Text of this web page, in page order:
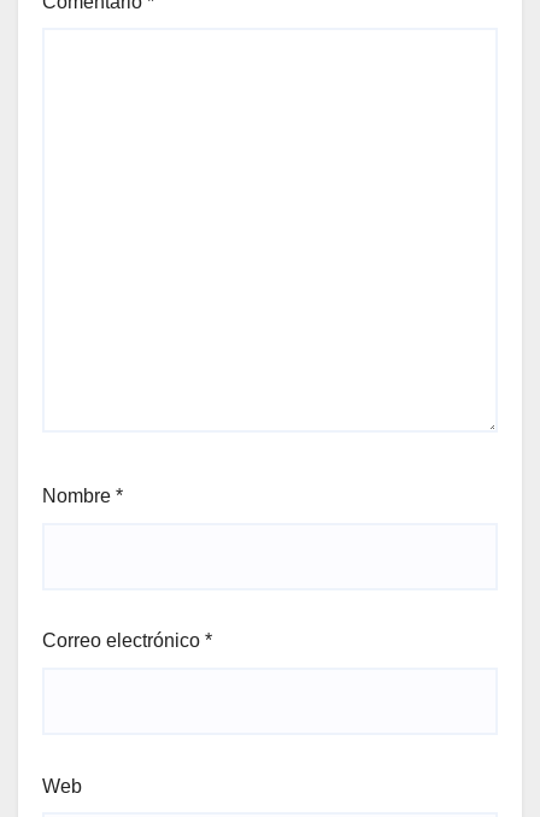
Nombre *
Correo electrónico *
Web